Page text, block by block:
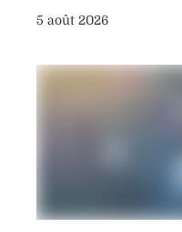
5 août 2026